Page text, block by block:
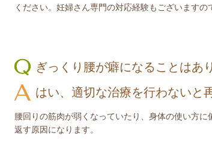
ください。妊婦さん専門の対応経験もございますの
ぎっくり腰が癖になることはあ
はい、適切な治療を行わないと
腰回りの筋肉が弱くなっていたり、身体の使い方に
返す原因になります。